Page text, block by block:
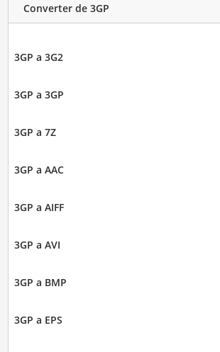
Converter de 3GP
3GP a 3G2
3GP a 3GP
3GP a 7Z
3GP a AAC
3GP a AIFF
3GP a AVI
3GP a BMP
3GP a EPS